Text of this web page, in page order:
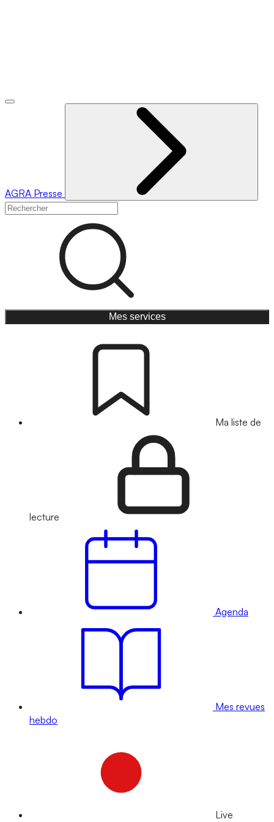
AGRA Presse
Mes services
Ma liste de
lecture
Agenda
Mes revues
hebdo
Live